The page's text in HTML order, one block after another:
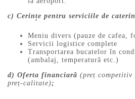
c) Cerințe pentru serviciile de
Meniu divers (pauze de cafea,
Servicii logistice complete
Transportarea bucatelor în
(ambalaj, temperatură
d) Oferta financiară (preț competitiv
preț-calitate);